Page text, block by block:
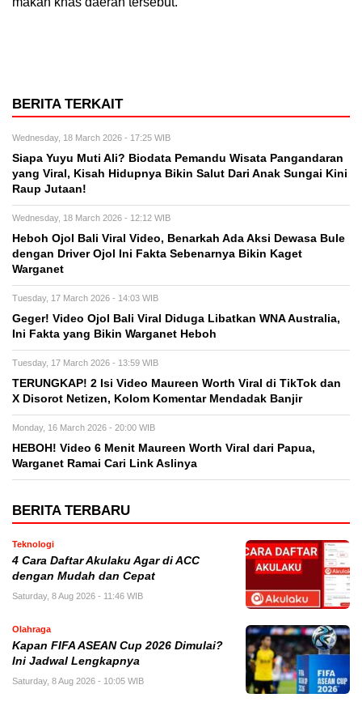
BERITA TERKAIT
Wednesday, 18 March 2026 - 17:25 WIB
Siapa Yuyu Muti Ali? Biodata Pemandu Wisata Pangandaran
yang Viral, Kisah Hidupnya Bikin Salut Dari Anak Sungai Kini
Raup Jutaan!
Wednesday, 18 March 2026 - 12:12 WIB
Heboh Ojol Bali Viral Video, Benarkah Ada Aksi Dewasa Bule
dengan Driver Ojol Ini Fakta Sebenarnya Bikin Kaget
Warganet
Tuesday, 17 March 2026 - 14:03 WIB
Geger! Video Ojol Bali Viral Diduga Libatkan WNA Australia,
Ini Fakta yang Bikin Warganet Heboh
Tuesday, 17 March 2026 - 13:59 WIB
TERUNGKAP! 2 Isi Video Maureen Worth Viral di TikTok dan
X Disorot Netizen, Kolom Komentar Mendadak Banjir
Monday, 16 March 2026 - 20:00 WIB
HEBOH! Video 6 Menit Maureen Worth Viral dari Papua,
Warganet Ramai Cari Link Aslinya
BERITA TERBARU
Teknologi
4 Cara Daftar Akulaku Agar di ACC
dengan Mudah dan Cepat
Saturday, 8 Aug 2026 - 11:46 WIB
Olahraga
Kapan FIFA ASEAN Cup 2026 Dimulai?
Ini Jadwal Lengkapnya
Saturday, 8 Aug 2026 - 10:05 WIB